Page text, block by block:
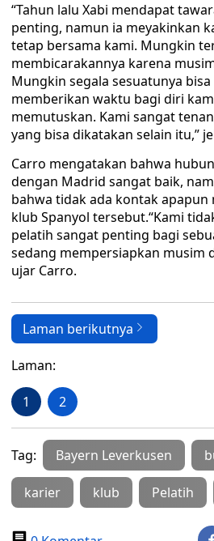
“Tahun lalu Xabi mendapat
penting, namun ia meyakinkan
tetap bersama kami. Mungkin
membicarakannya karena
Mungkin segala sesuatunya
memberikan waktu bagi diri
memutuskan. Kami sangat
yang bisa dikatakan selain itu,”
Carro mengatakan bahwa
dengan Madrid sangat baik,
bahwa tidak ada kontak apapun
klub Spanyol tersebut.“Kami
pelatih sangat penting bagi
sedang mempersiapkan musim
ujar Carro.
Laman berikutnya
Laman:
1 2
Tag: Bayern Leverkusen
karier klub Pelatih